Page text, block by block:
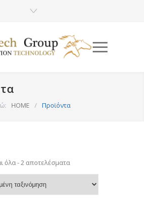
HOME / Προϊόντα
όλα - 2 αποτελέσματα